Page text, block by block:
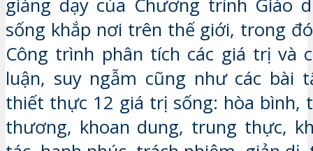
giảng dạy của Chương trình Giáo
sống khắp nơi trên thế giới, trong
Công trình phân tích các giá trị và
luận, suy ngẫm cũng như các bài
thiết thực 12 giá trị sống: hòa bình,
thương, khoan dung, trung thực,